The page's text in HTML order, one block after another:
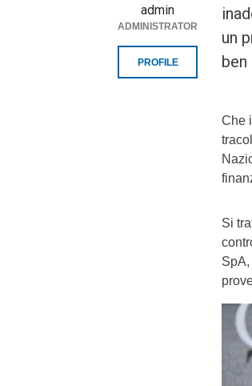
un
ben
Che
Si
admin
ADMINISTRATOR
PROFILE